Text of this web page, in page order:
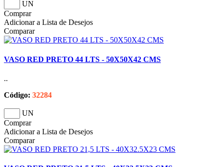
UN
Comprar
Adicionar a Lista de Desejos
Comparar
VASO RED PRETO 44 LTS - 50X50X42 CMS
..
Código: 32284
UN
Comprar
Adicionar a Lista de Desejos
Comparar